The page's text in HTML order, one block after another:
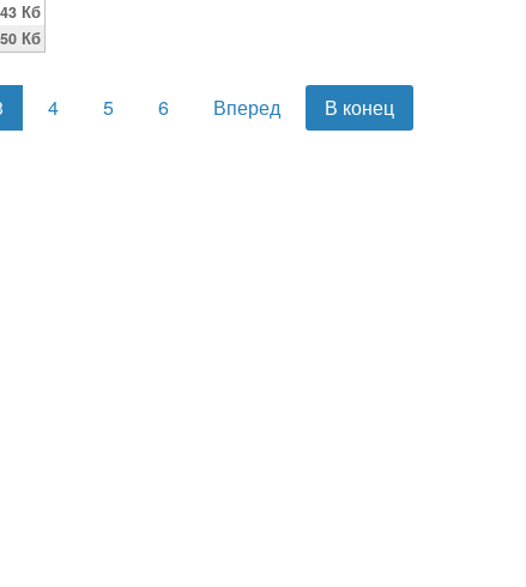
43 Кб
50 Кб
4 5 6 Вперед В конец